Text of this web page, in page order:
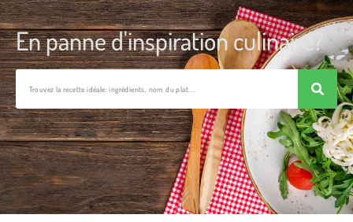
En panne d'inspiration culinaire?